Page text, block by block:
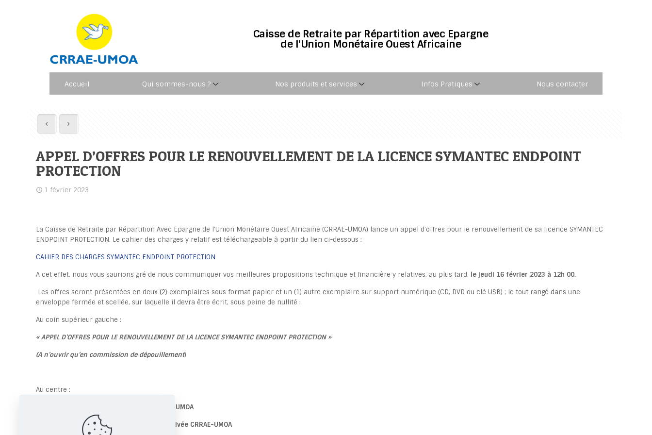
Caisse de Retraite par Répartition avec Epargne
de l'Union Monétaire Ouest Africaine
Accueil Qui sommes-nous ? Nos produits et services Infos Pratiques Nous contacter
APPEL D’OFFRES POUR LE RENOUVELLEMENT DE LA LICENCE SYMANTEC ENDPOINT
PROTECTION
1 février 2023
La Caisse de Retraite par Répartition Avec Epargne de l’Union Monétaire Ouest Africaine (CRRAE-UMOA) lance un appel d’offres pour le renouvellement de sa licence SYMANTEC
ENDPOINT PROTECTION. Le cahier des charges y relatif est téléchargeable à partir du lien ci-dessous :
CAHIER DES CHARGES SYMANTEC ENDPOINT PROTECTION
A cet effet, nous vous saurions gré de nous communiquer vos meilleures propositions technique et financière y relatives, au plus tard, le jeudi 16 février 2023 à 12h 00.
Les offres seront présentées en deux (2) exemplaires sous format papier et un (1) autre exemplaire sur support numérique (CD, DVD ou clé USB) ; le tout rangé dans une
enveloppe fermée et scellée, sur laquelle il devra être écrit, sous peine de nullité :
Au coin supérieur gauche :
« APPEL D’OFFRES POUR LE RENOUVELLEMENT DE LA LICENCE SYMANTEC ENDPOINT PROTECTION »
(A n’ouvrir qu’en commission de dépouillement)
Au centre :
Monsieur le Directeur Général de la CRRAE-UMOA
Angle Boulevard BOTREAU ROUSSEL – Rue Privée CRRAE-UMOA